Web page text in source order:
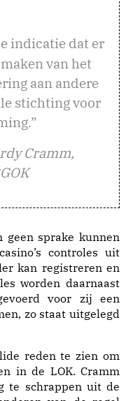
indicatie dat er
van het
aan andere
stichting voor
Cramm,
geen sprake kunnen
controles uit
kan registreren en
worden daarnaast
voor zij een
zo staat uitgelegd
reden te zien om
in de LOK. Cramm
te schrappen uit de